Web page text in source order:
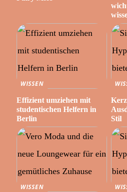
WISSEN
Effizient umziehen mit
studentischen Helfern in
Berlin
Stil
WISSEN